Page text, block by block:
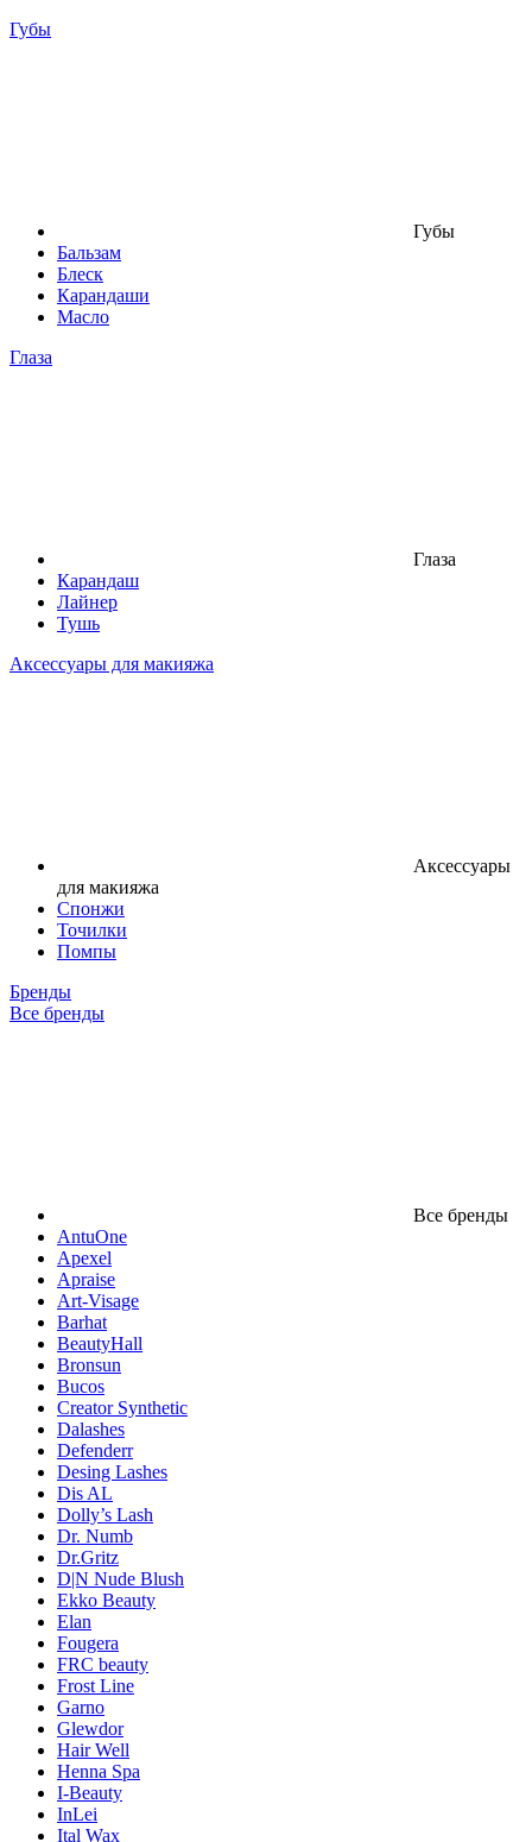
Губы
Губы
Бальзам
Блеск
Карандаши
Масло
Глаза
Глаза
Карандаш
Лайнер
Тушь
Аксессуары для макияжа
Аксессуары
для макияжа
Спонжи
Точилки
Помпы
Бренды
Все бренды
Все бренды
AntuOne
Apexel
Apraise
Art-Visage
Barhat
BeautyHall
Bronsun
Bucos
Creator Synthetic
Dalashes
Defenderr
Desing Lashes
Dis AL
Dolly’s Lash
Dr. Numb
Dr.Gritz
D|N Nude Blush
Ekko Beauty
Elan
Fougera
FRC beauty
Frost Line
Garno
Glewdor
Hair Well
Henna Spa
I-Beauty
InLei
Ital Wax